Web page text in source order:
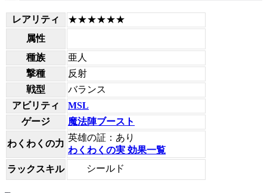
レアリティ
★★★★★★
属性
種族
亜人
撃種
反射
戦型
バランス
アビリティ
MSL
ゲージ
魔法陣ブースト
わくわくの力
英雄の証：あり
わくわくの実 効果一覧
ラックスキル
シールド